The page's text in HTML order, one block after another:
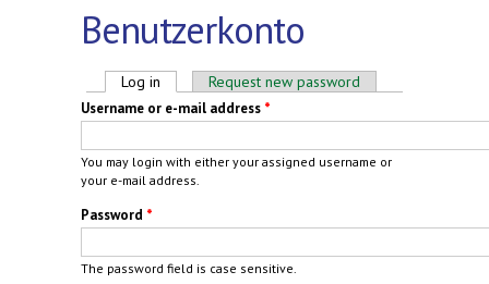
Benutzerkonto
Primary tabs
Log in (active tab)Request new password
Username or e-mail address *
You may login with either your assigned username or
your e-mail address.
Password *
The password field is case sensitive.